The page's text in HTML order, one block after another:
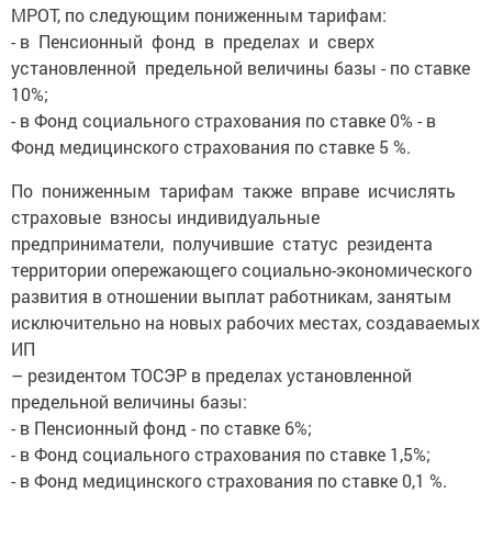
МРОТ, по следующим пониженным тарифам:
- в Пенсионный фонд в пределах и сверх
установленной предельной величины базы - по ставке
10%;
- в Фонд социального страхования по ставке 0% - в
Фонд медицинского страхования по ставке 5 %.
По пониженным тарифам также вправе исчислять
страховые взносы индивидуальные
предприниматели, получившие статус резидента
территории опережающего социально-экономического
развития в отношении выплат работникам, занятым
исключительно на новых рабочих местах, создаваемых
ИП
– резидентом ТОСЭР в пределах установленной
предельной величины базы:
- в Пенсионный фонд - по ставке 6%;
- в Фонд социального страхования по ставке 1,5%;
- в Фонд медицинского страхования по ставке 0,1 %.